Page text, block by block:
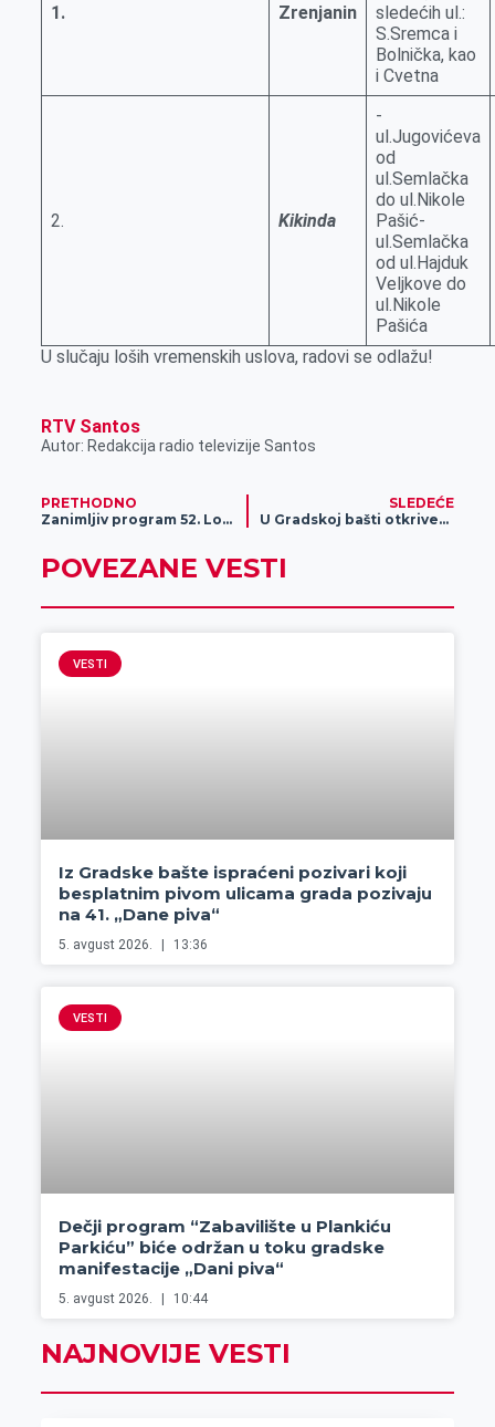
1. Zrenjanin
sledećih ul.:
S.Sremca i
Bolnička, kao
i Cvetna
2. Kikinda
-
ul.Jugovićeva
od
ul.Semlačka
do ul.Nikole
Pašić-
ul.Semlačka
od ul.Hajduk
Veljkove do
ul.Nikole
Pašića
U slučaju loših vremenskih uslova, radovi se odlažu!
RTV Santos
Autor: Redakcija radio televizije Santos
PRETHODNO
Zanimljiv program 52. Lorista
SLEDEĆE
U Gradskoj bašti otkriveni predmeti iz neolita i ostaci skeleta (FOTO)
POVEZANE VESTI
VESTI
Iz Gradske bašte ispraćeni pozivari koji
besplatnim pivom ulicama grada pozivaju
na 41. „Dane piva“
5. avgust 2026. 13:36
VESTI
Dečji program “Zabavilište u Plankiću
Parkiću” biće održan u toku gradske
manifestacije „Dani piva“
5. avgust 2026. 10:44
NAJNOVIJE VESTI